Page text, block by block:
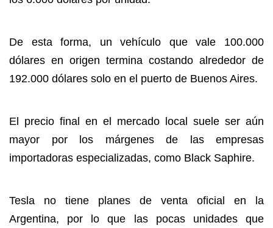
De esta forma, un vehículo que vale 100.000
dólares en origen termina costando alrededor de
192.000 dólares solo en el puerto de Buenos Aires.
El precio final en el mercado local suele ser aún
mayor por los márgenes de las empresas
importadoras especializadas, como Black Saphire.
Tesla no tiene planes de venta oficial en la
Argentina, por lo que las pocas unidades que